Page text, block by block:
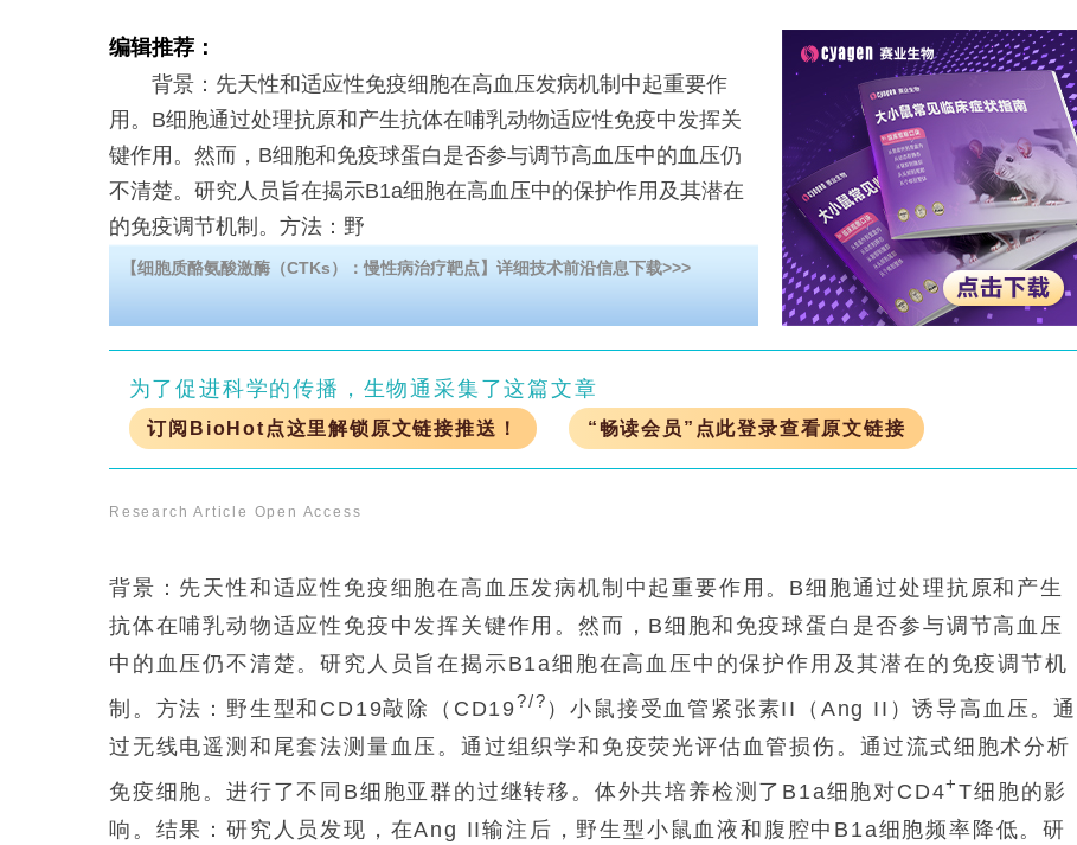
编辑推荐：
背景：先天性和适应性免疫细胞在高血压发病机制中起重要作
用。B细胞通过处理抗原和产生抗体在哺乳动物适应性免疫中发挥关
键作用。然而，B细胞和免疫球蛋白是否参与调节高血压中的血压仍
不清楚。研究人员旨在揭示B1a细胞在高血压中的保护作用及其潜在
的免疫调节机制。方法：野
【细胞质酪氨酸激酶（CTKs）：慢性病治疗靶点】详细技术前沿信息下载>>>
为了促进科学的传播，生物通采集了这篇文章
订阅BioHot点这里解锁原文链接推送！ “畅读会员”点此登录查看原文链接
Research Article Open Access
背景：先天性和适应性免疫细胞在高血压发病机制中起重要作用。B细胞通过处理抗原和产生
抗体在哺乳动物适应性免疫中发挥关键作用。然而，B细胞和免疫球蛋白是否参与调节高血压
中的血压仍不清楚。研究人员旨在揭示B1a细胞在高血压中的保护作用及其潜在的免疫调节机
制。方法：野生型和CD19敲除（CD19?/? ）小鼠接受血管紧张素II（Ang II）诱导高血压。通
过无线电遥测和尾套法测量血压。通过组织学和免疫荧光评估血管损伤。通过流式细胞术分析
免疫细胞。进行了不同B细胞亚群的过继转移。体外共培养检测了B1a细胞对CD4+T细胞的影
响。结果：研究人员发现，在Ang II输注后，野生型小鼠血液和腹腔中B1a细胞频率降低。研